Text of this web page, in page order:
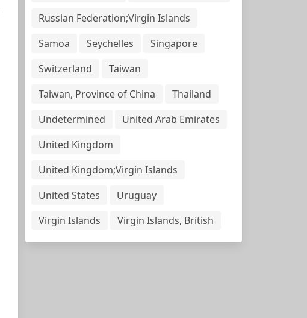
Russian Federation;Virgin Islands
Samoa
Seychelles
Singapore
Switzerland
Taiwan
Taiwan, Province of China
Thailand
Undetermined
United Arab Emirates
United Kingdom
United Kingdom;Virgin Islands
United States
Uruguay
Virgin Islands
Virgin Islands, British